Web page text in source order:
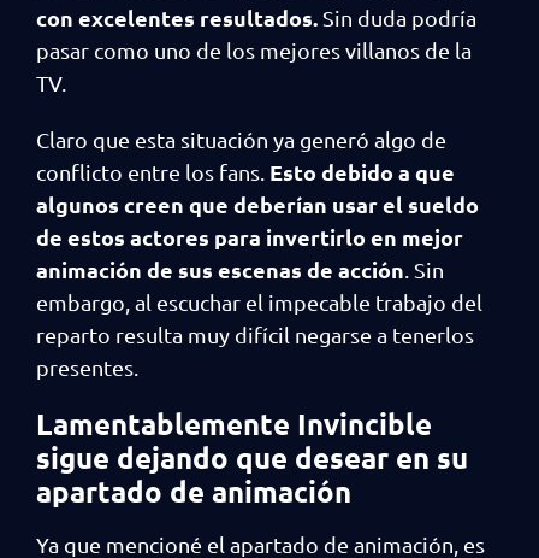
con excelentes resultados. Sin duda podría
pasar como uno de los mejores villanos de la
TV.
Claro que esta situación ya generó algo de
conflicto entre los fans. Esto debido a que
algunos creen que deberían usar el sueldo
de estos actores para invertirlo en mejor
animación de sus escenas de acción . Sin
embargo, al escuchar el impecable trabajo del
reparto resulta muy difícil negarse a tenerlos
presentes.
Lamentablemente Invincible
sigue dejando que desear en su
apartado de animación
Ya que mencioné el apartado de animación, es